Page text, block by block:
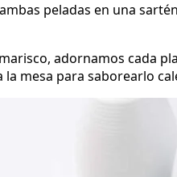
peladas en una
adornamos cada
la mesa para saborearlo